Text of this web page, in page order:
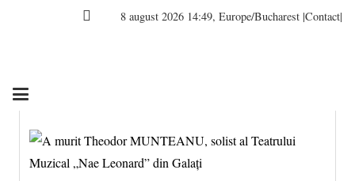
8 august 2026 14:49, Europe/Bucharest |Contact|